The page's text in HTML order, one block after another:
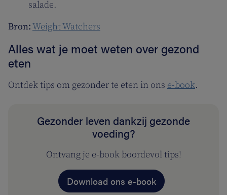
salade.
Bron:Weight Watchers
Alles wat je moet weten over gezond
eten
Ontdek tips om gezonder te eten in ons e-book.
Gezonder leven dankzij gezonde
voeding?
Ontvang je e-book boordevol tips!
Download ons e-book